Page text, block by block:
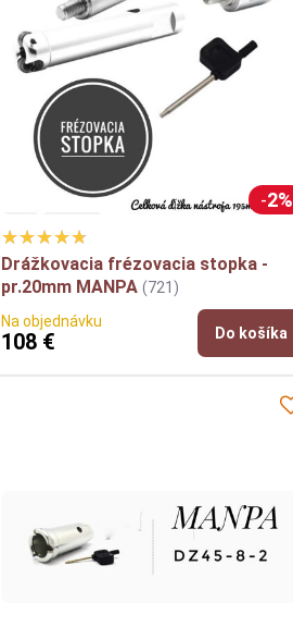
2%
Drážkovacia frézovacia stopka -
pr.20mm MANPA (721)
Na objednávku
108 € Do košíka